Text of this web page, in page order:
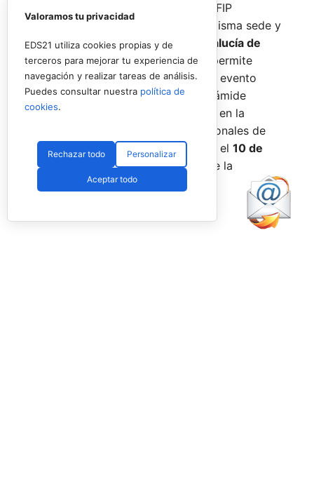
De forma paralela al desarrollo del FIP
Promises, la FAP organizará en la misma sede y
fechas losInternacionales de Andalucía de
Menores 2026. Esta cita paralela permite
incorporar la categoríabenjamín
al evento
global, completando así toda la pirámide
formativa.
El plazo para registrarse en la
categoría benjamín de los Internacionales de
Andalucía permanece abierto hasta el 10 de
agosto
a través de la web oficial de la
Federación.
Valoramos tu privacidad
EDS21 utiliza cookies propias y de
terceros para mejorar tu experiencia de
navegación y realizar tareas de análisis.
Puedes consultar nuestra política de
cookies.
Rechazar todo Personalizar
Aceptar todo